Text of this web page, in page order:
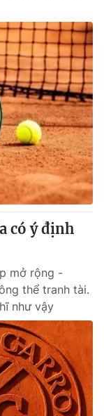
bằng AI
có ý định
mở rộng -
thể tranh tài.
như vậy